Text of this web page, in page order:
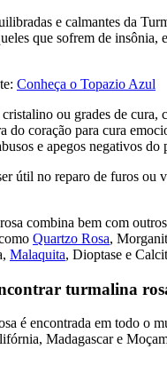
e calmantes da
que sofrem de insônia,
Conheça o Topazio Azul
ou grades de cura,
do coração para cura
e apegos negativos do
útil no reparo de furos ou
combina bem com
Quartzo Rosa,
Malaquita, Dioptase e
turmalina
é encontrada em todo o
Madagascar e